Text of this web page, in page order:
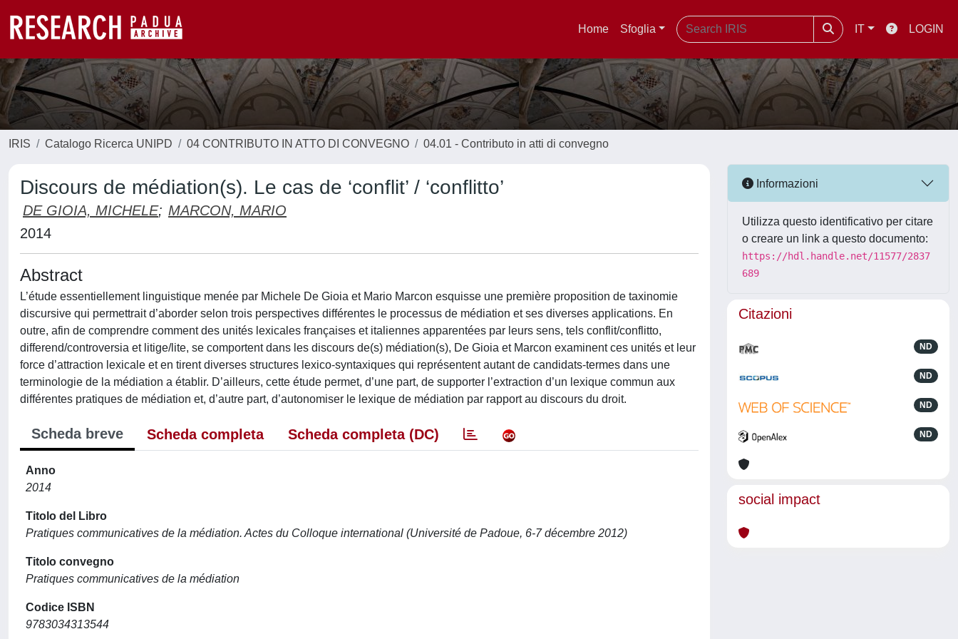
Home Sfoglia IT LOGIN
IRIS Catalogo Ricerca UNIPD 04 CONTRIBUTO IN ATTO DI CONVEGNO 04.01 - Contributo in atti di convegno
Discours de médiation(s). Le cas de ‘conflit’ / ‘conflitto’
DE GIOIA, MICHELE; MARCON, MARIO
2014
Abstract
L’étude essentiellement linguistique menée par Michele De Gioia et Mario Marcon esquisse une première proposition de taxinomie
discursive qui permettrait d’aborder selon trois perspectives différentes le processus de médiation et ses diverses applications. En
outre, afin de comprendre comment des unités lexicales françaises et italiennes apparentées par leurs sens, tels conflit/conflitto,
differend/controversia et litige/lite, se comportent dans les discours de(s) médiation(s), De Gioia et Marcon examinent ces unités et leur
force d’attraction lexicale et en tirent diverses structures lexico-syntaxiques qui représentent autant de candidats-termes dans une
terminologie de la médiation a établir. D’ailleurs, cette étude permet, d’une part, de supporter l’extraction d’un lexique commun aux
différentes pratiques de médiation et, d’autre part, d’autonomiser le lexique de médiation par rapport au discours du droit.
Scheda breve Scheda completa Scheda completa (DC)
Anno
2014
Titolo del Libro
Pratiques communicatives de la médiation. Actes du Colloque international (Université de Padoue, 6-7 décembre 2012)
Titolo convegno
Pratiques communicatives de la médiation
Codice ISBN
9783034313544
Informazioni
Utilizza questo identificativo per citare
o creare un link a questo documento:
https://hdl.handle.net/11577/2837
689
Citazioni
ND
ND
ND
ND
social impact